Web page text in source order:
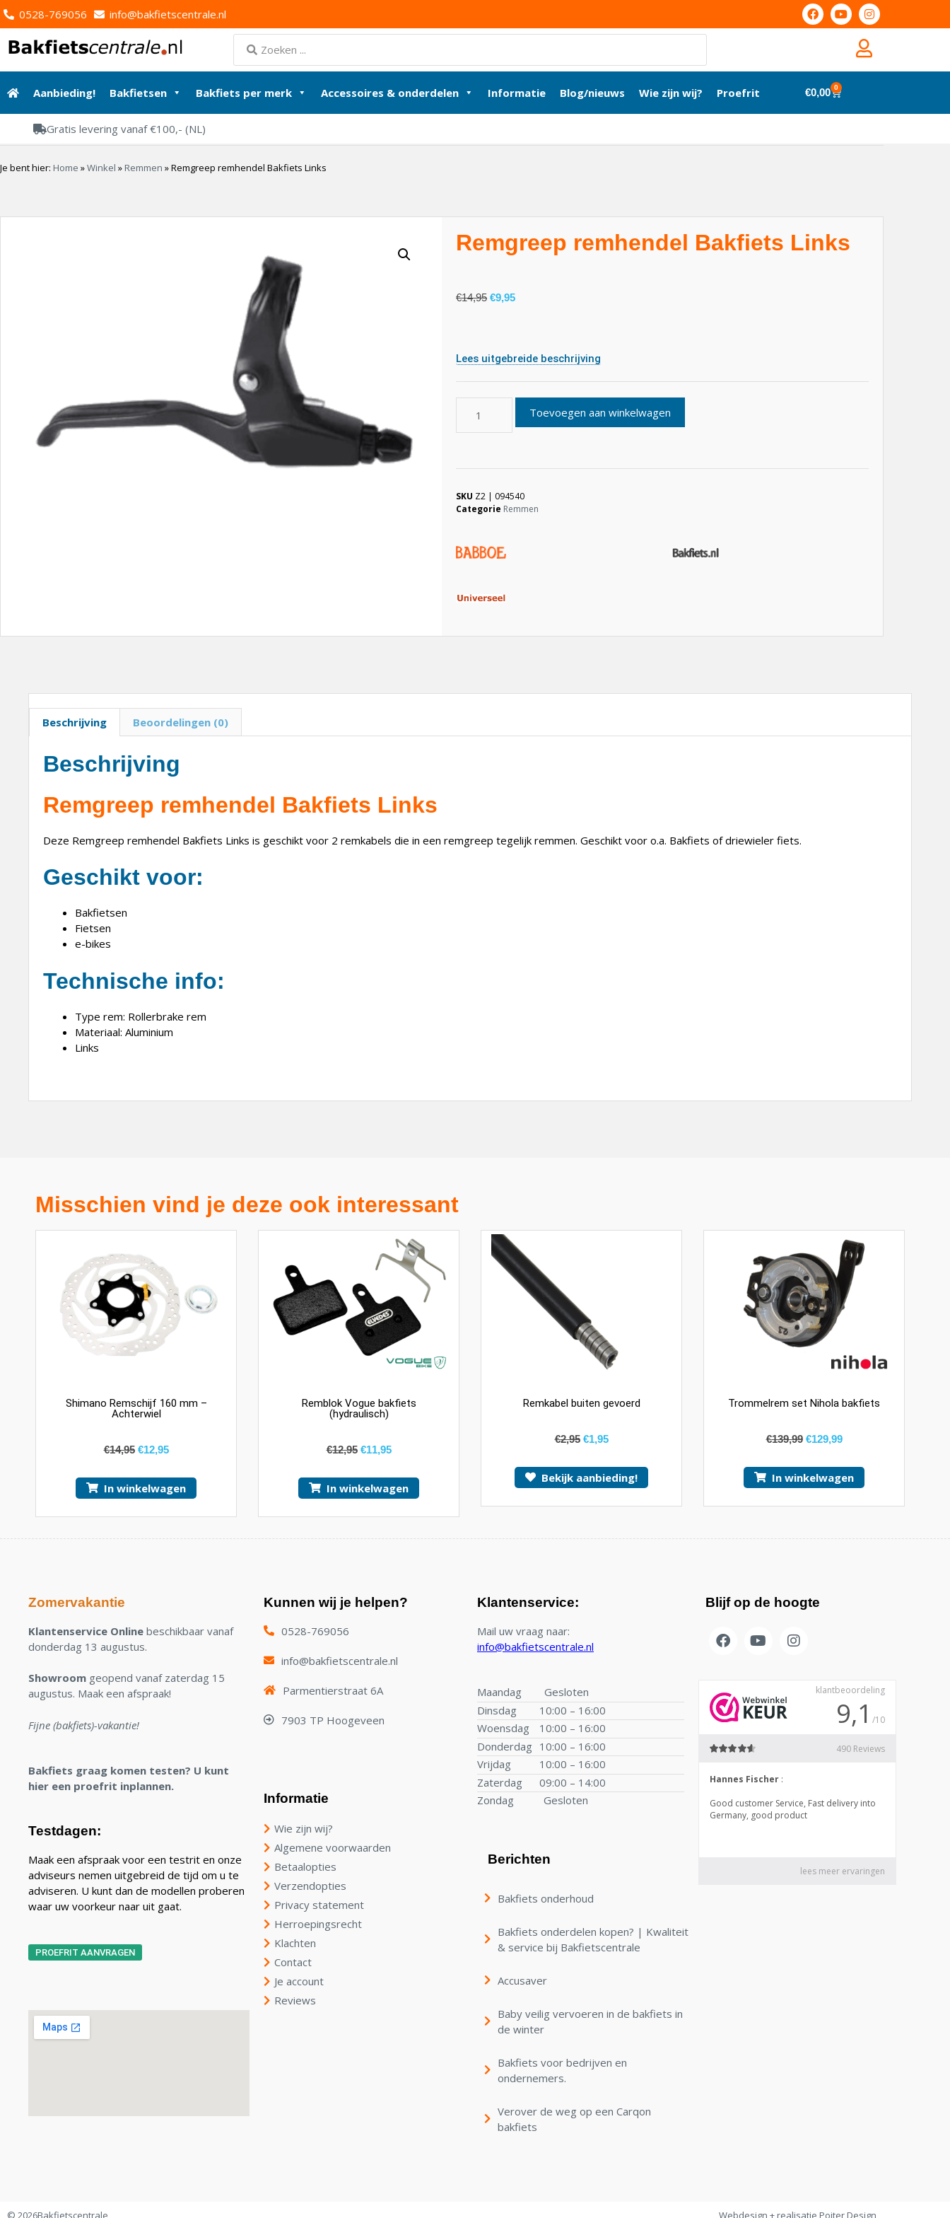
0528-769056 info@bakfietscentrale.nl
Aanbieding! Bakfietsen Bakfiets per merk Accessoires & onderdelen Informatie Blog/nieuws Wie zijn wij? Proefrit €0,00 0
Gratis levering vanaf €100,- (NL)
Je bent hier: Home »Winkel » Remmen »Remgreep remhendel Bakfiets Links
Remgreep remhendel Bakfiets Links
€14,95 €9,95
Lees uitgebreide beschrijving
Toevoegen aan winkelwagen
SKU Z2 | 094540
Categorie Remmen
Beschrijving Beoordelingen (0)
Beschrijving
Remgreep remhendel Bakfiets Links
Deze Remgreep remhendel Bakfiets Links is geschikt voor 2 remkabels die in een remgreep tegelijk remmen. Geschikt voor o.a. Bakfiets of driewieler fiets.
Geschikt voor:
Bakfietsen
Fietsen
e-bikes
Technische info:
Type rem: Rollerbrake rem
Materiaal: Aluminium
Links
Misschien vind je deze ook interessant
Shimano Remschijf 160 mm –
Achterwiel
€14,95 €12,95
In winkelwagen
Remblok Vogue bakfiets
(hydraulisch)
€12,95 €11,95
In winkelwagen
Remkabel buiten gevoerd
€2,95 €1,95
Bekijk aanbieding!
Trommelrem set Nihola bakfiets
€139,99 €129,99
In winkelwagen
Zomervakantie
Klantenservice Online beschikbaar vanaf
donderdag 13 augustus.
Showroom geopend vanaf zaterdag 15
augustus. Maak een afspraak!
Fijne (bakfiets)-vakantie!
Bakfiets graag komen testen? U kunt
hier een proefrit inplannen.
Testdagen:
Maak een afspraak voor een testrit en onze
adviseurs nemen uitgebreid de tijd om u te
adviseren. U kunt dan de modellen proberen
waar uw voorkeur naar uit gaat.
PROEFRIT AANVRAGEN
Kunnen wij je helpen?
0528-769056
info@bakfietscentrale.nl
Parmentierstraat 6A
7903 TP Hoogeveen
Informatie
Wie zijn wij?
Algemene voorwaarden
Betaalopties
Verzendopties
Privacy statement
Herroepingsrecht
Klachten
Contact
Je account
Reviews
Klantenservice:
Mail uw vraag naar:
info@bakfietscentrale.nl
Maandag
Gesloten
Dinsdag
10:00 – 16:00
Woensdag
10:00 – 16:00
Donderdag 10:00 – 16:00
Vrijdag
10:00 – 16:00
Zaterdag
09:00 – 14:00
Zondag
Gesloten
Berichten
Bakfiets onderhoud
Bakfiets onderdelen kopen? | Kwaliteit
& service bij Bakfietscentrale
Accusaver
Baby veilig vervoeren in de bakfiets in
de winter
Bakfiets voor bedrijven en
ondernemers.
Verover de weg op een Carqon
bakfiets
Blijf op de hoogte
© 2026Bakfietscentrale Webdesign + realisatie Poiter Design